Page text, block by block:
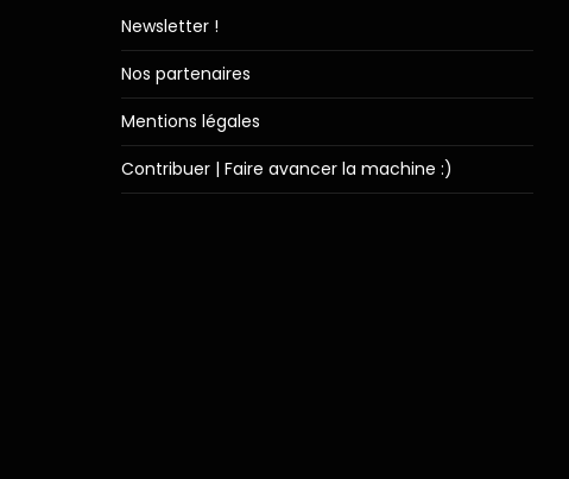
Newsletter !
Nos partenaires
Mentions légales
Contribuer | Faire avancer la machine :)